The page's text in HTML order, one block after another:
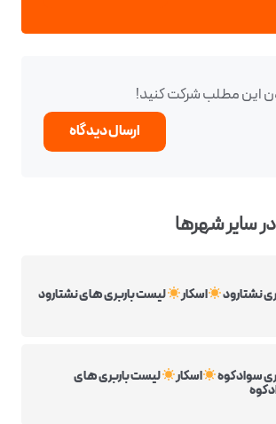
این مطلب شرکت کنید!
ارسال دیدگاه
سایر شهرها
نشتارود اسکار لیست باربری های نشتارود
سوادکوه اسکار لیست باربری های